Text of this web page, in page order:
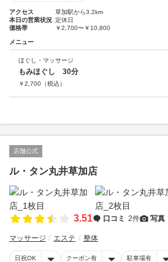
アクセス
草加駅から3.2km
本日の営業状況 定休日
価格帯
￥2,700〜￥10,800
メニュー
ほぐし・マッサージ
もみほぐし 30分
￥2,700 （税込）
店舗公式
ル・タン丸井草加店
3.51 口コミ 2件 写真
マッサージ エステ 整体
日祝OK クーポン有 駐車場有